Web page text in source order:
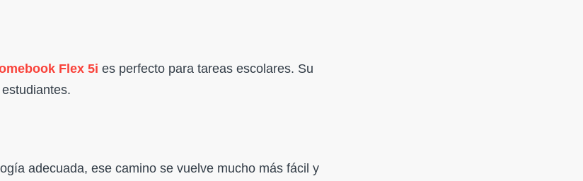
Flex 5i es perfecto para tareas escolares. Su
adecuada, ese camino se vuelve mucho más fácil y